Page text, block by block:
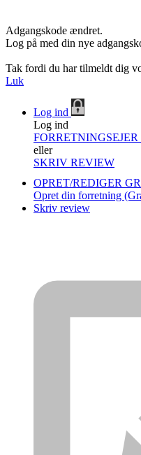
Adgangskode ændret.
Log på med din nye
Tak fordi du har tilmeldt dig
Luk
Log ind
Log ind
eller
SKRIV REVIEW
OPRET/REDIGER
Opret din forretning
Skriv review